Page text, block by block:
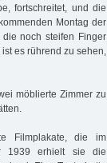
fortschreitet, und die
Montag der
noch steifen Finger
es rührend zu sehen,
möblierte Zimmer zu
Filmplakate, die im
1939 erhielt sie die